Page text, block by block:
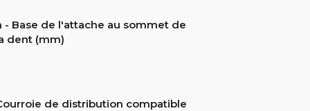
- Base de l'attache au sommet de
dent (mm)
de distribution compatible